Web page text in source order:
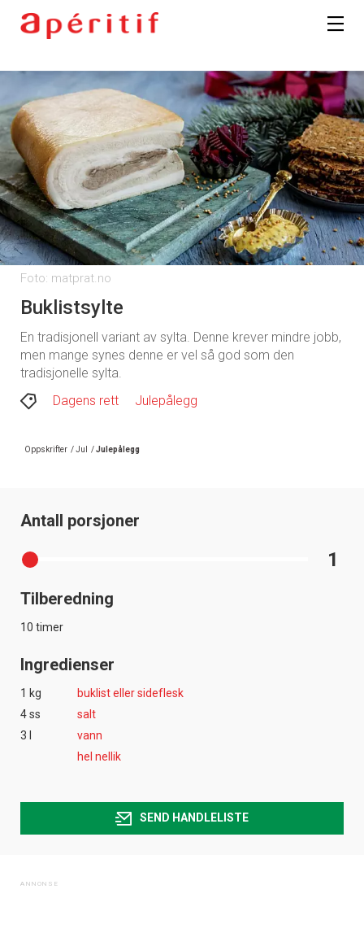
Foto: matprat.no
Buklistsylte
En tradisjonell variant av sylta. Denne krever mindre jobb,
men mange synes denne er vel så god som den
tradisjonelle sylta.
Dagens rett
Julepålegg
Oppskrifter /Jul /Julepålegg
Antall porsjoner
1
Tilberedning
10 timer
Ingredienser
1 kg
buklist eller sideflesk
4 ss
salt
3 l
vann
hel nellik
SEND HANDLELISTE